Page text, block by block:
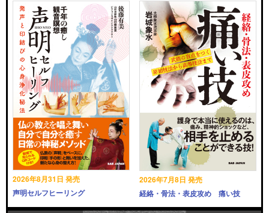
2026年8月31日 発売
声明セルフヒーリング
2026年7月8日 発売
経絡・骨法・表皮攻め 痛い技